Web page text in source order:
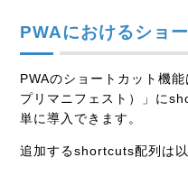
PWAにおけるショ
PWAのショートカット機
プリマニフェスト）」に
単に導入できます。
追加するshortcuts配列は以